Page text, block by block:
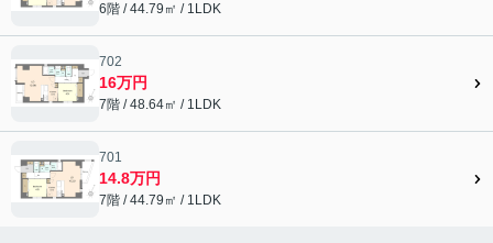
6階 / 44.79㎡ / 1LDK
702
16万円
7階 / 48.64㎡ / 1LDK
701
14.8万円
7階 / 44.79㎡ / 1LDK